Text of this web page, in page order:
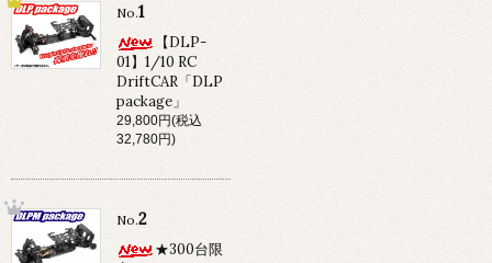
No.1
【DLP-
01】1/10 RC
DriftCAR「DLP
package」
29,800円(税込
32,780円)
No.2
★300台限